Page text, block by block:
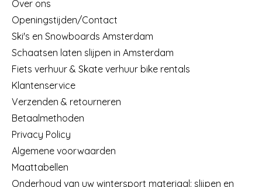
Over ons
Openingstijden/Contact
Ski's en Snowboards Amsterdam
Schaatsen laten slijpen in Amsterdam
Fiets verhuur & Skate verhuur bike rentals
Klantenservice
Verzenden & retourneren
Betaalmethoden
Privacy Policy
Algemene voorwaarden
Maattabellen
Onderhoud van uw wintersport materiaal: slijpen en